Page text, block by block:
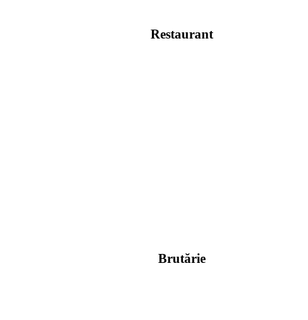
Restaurant
Brutărie